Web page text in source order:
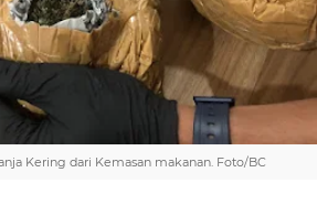
Kering dari Kemasan makanan. Foto/BC